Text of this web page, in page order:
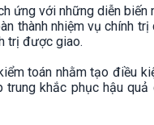
ứng với những diễn biến
thành nhiệm vụ chính
trị được giao.
toán nhằm tạo điều
khắc phục hậu